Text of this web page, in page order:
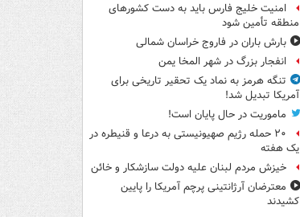
امنیت خلیج فارس باید به دست کشورهای
منطقه تأمین شود
بارش باران در فاروج خراسان شمالی
انفجار بزرگ در شهر المخا یمن
تنگه هرمز به نماد یک تحقیر تاریخی برای
آمریکا تبدیل شد!
ماموریت در حال پایان است!
۲۰ حمله رژیم صهیونیستی به درعا و قنیطره در
یک هفته
خیزش مردم لبنان علیه دولت سازشکار و خائن
معترضان آرژانتینی پرچم آمریکا را پایین
کشیدند